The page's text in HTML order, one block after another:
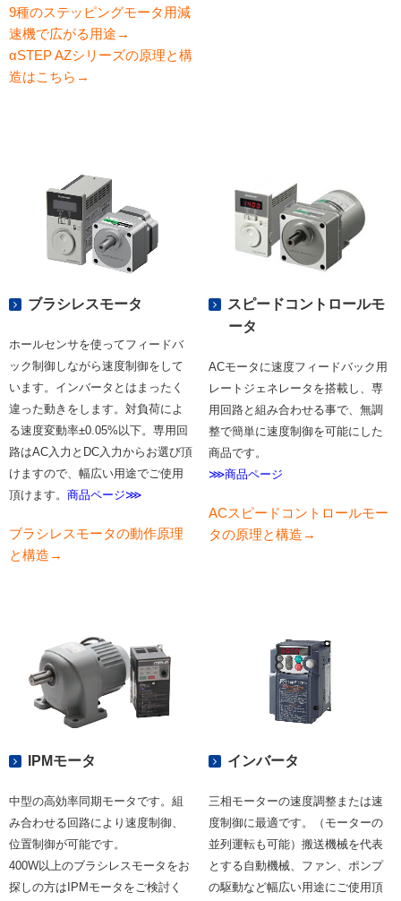
9種のステッピングモータ用減
速機で広がる用途→
αSTEP AZシリーズの原理と構
造はこちら→
ブラシレスモータ
ホールセンサを使ってフィードバ
ック制御しながら速度制御をして
います。インバータとはまったく
違った動きをします。対負荷によ
る速度変動率±0.05%以下。専用回
路はAC入力とDC入力からお選び頂
けますので、幅広い用途でご使用
頂けます。 商品ページ⋙
ブラシレスモータの動作原理
と構造→
スピードコントロールモ
ータ
ACモータに速度フィードバック用
レートジェネレータを搭載し、専
用回路と組み合わせる事で、無調
整で簡単に速度制御を可能にした
商品です。
⋙商品ページ
ACスピードコントロールモー
タの原理と構造→
IPMモータ
中型の高効率同期モータです。組
み合わせる回路により速度制御、
位置制御が可能です。
400W以上のブラシレスモータをお
探しの方はIPMモータをご検討く
インバータ
三相モーターの速度調整または速
度制御に最適です。（モーターの
並列運転も可能）搬送機械を代表
とする自動機械、ファン、ポンプ
の駆動など幅広い用途にご使用頂